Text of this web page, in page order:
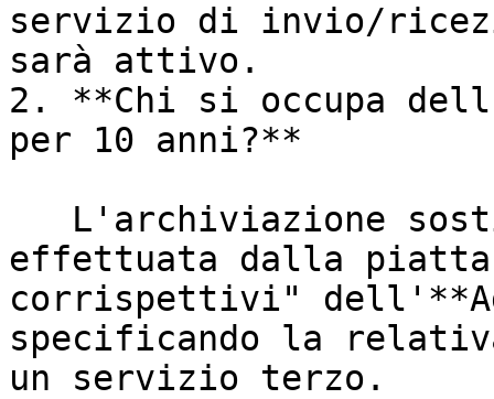
servizio di invio/
sarà attivo.
2. **Chi si occupa
per 10 anni?**
effettuata dalla
corrispettivi"
specificando la
un servizio terzo.